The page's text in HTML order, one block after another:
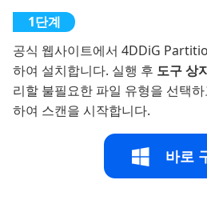
공식 웹사이트에서 4DDiG
하여 설치합니다. 실행 후 도구 상
리할 불필요한 파일 유형을 선택
하여 스캔을 시작합니다.
바로